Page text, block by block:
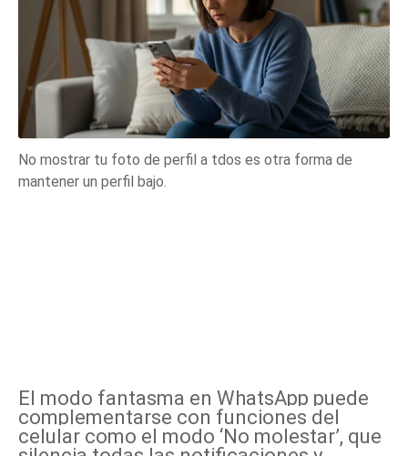
No mostrar tu foto de perfil a tdos es otra forma de
mantener un perfil bajo.
El modo fantasma en WhatsApp puede
complementarse con funciones del
celular como el modo ‘No molestar’, que